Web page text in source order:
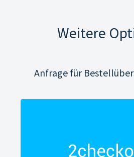
Weitere
Anfrage für